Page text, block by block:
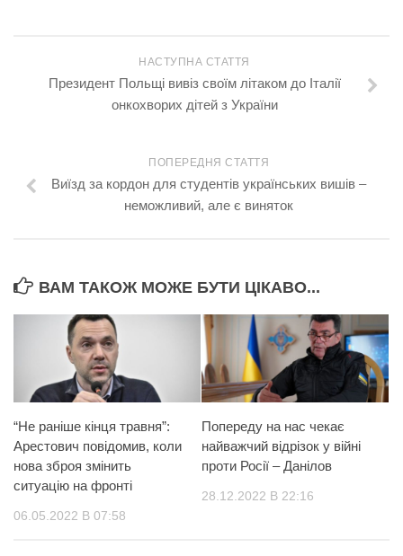
НАСТУПНА СТАТТЯ
Президент Польщі вивіз своїм літаком до Італії
онкохворих дітей з України
ПОПЕРЕДНЯ СТАТТЯ
Виїзд за кордон для студентів українських вишів –
неможливий, але є виняток
ВАМ ТАКОЖ МОЖЕ БУТИ ЦІКАВО...
“Не раніше кінця травня”:
Арестович повідомив, коли
нова зброя змінить
ситуацію на фронті
06.05.2022 В 07:58
Попереду на нас чекає
найважчий відрізок у війні
проти Росії – Данілов
28.12.2022 В 22:16